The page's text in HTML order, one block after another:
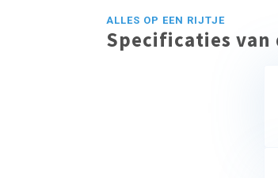
ALLES OP EEN RIJTJE
Specificaties van